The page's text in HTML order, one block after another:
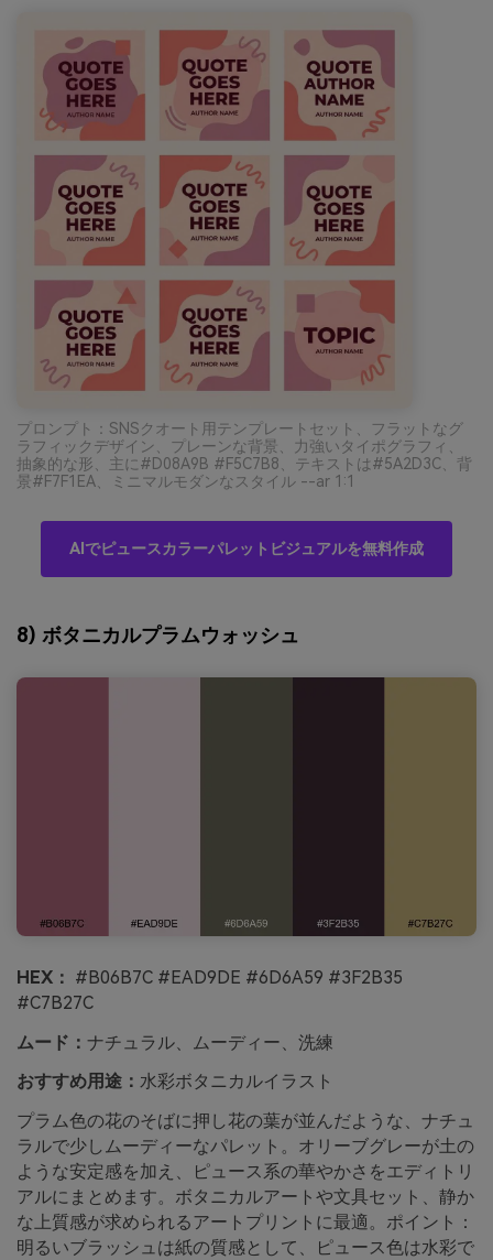
プロンプト：SNSクオート用テンプレートセット、フラットなグ
ラフィックデザイン、プレーンな背景、力強いタイポグラフィ、
抽象的な形、主に#D08A9B #F5C7B8、テキストは#5A2D3C、背
景#F7F1EA、ミニマルモダンなスタイル --ar 1:1
AIでピュースカラーパレットビジュアルを無料作成
8) ボタニカルプラムウォッシュ
HEX： #B06B7C #EAD9DE #6D6A59 #3F2B35
#C7B27C
ムード： ナチュラル、ムーディー、洗練
おすすめ用途： 水彩ボタニカルイラスト
プラム色の花のそばに押し花の葉が並んだような、ナチュ
ラルで少しムーディーなパレット。オリーブグレーが土の
ような安定感を加え、ピュース系の華やかさをエディトリ
アルにまとめます。ボタニカルアートや文具セット、静か
な上質感が求められるアートプリントに最適。ポイント：
明るいブラッシュは紙の質感として、ピュース色は水彩で